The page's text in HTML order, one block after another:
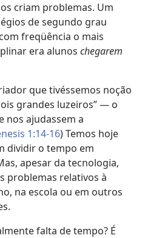
criam problemas. Um
de segundo grau
freqüência o mais
era alunos chegarem
que tivéssemos noção
grandes luzeiros” — o
nos ajudassem a
1:14-16) Temos hoje
dividir o tempo em
apesar da tecnologia,
problemas relativos à
na escola ou em outros
falta de tempo? É